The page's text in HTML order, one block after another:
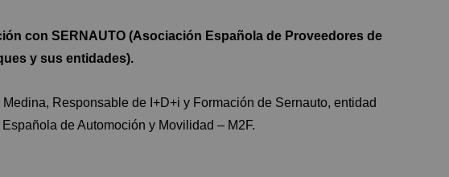
con SERNAUTO (Asociación Española de Proveedores de
y sus entidades).
Responsable de I+D+i y Formación de Sernauto, entidad
de Automoción y Movilidad – M2F.